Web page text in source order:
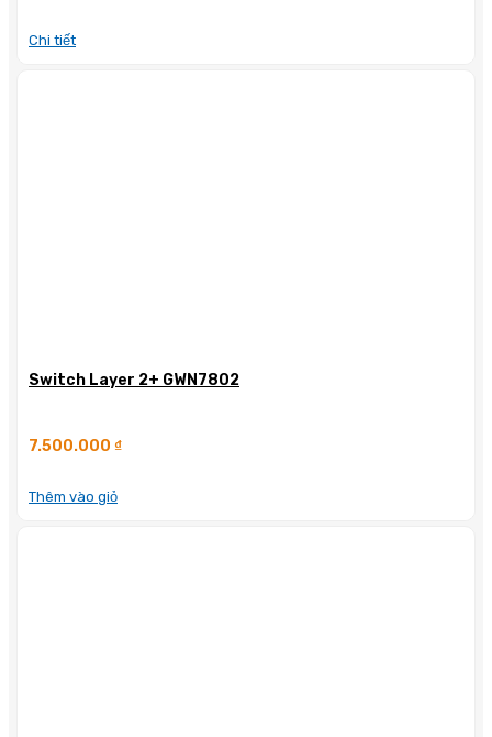
Chi tiết
Switch Layer 2+ GWN7802
7.500.000 ₫
Thêm vào giỏ